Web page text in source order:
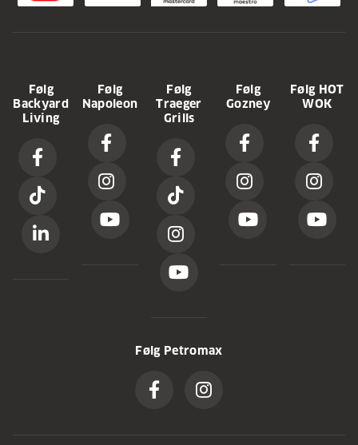
Følg
Backyard
Living
Følg
Napoleon
Følg
Traeger
Grills
Følg
Gozney
Følg HOT
WOK
Følg Petromax